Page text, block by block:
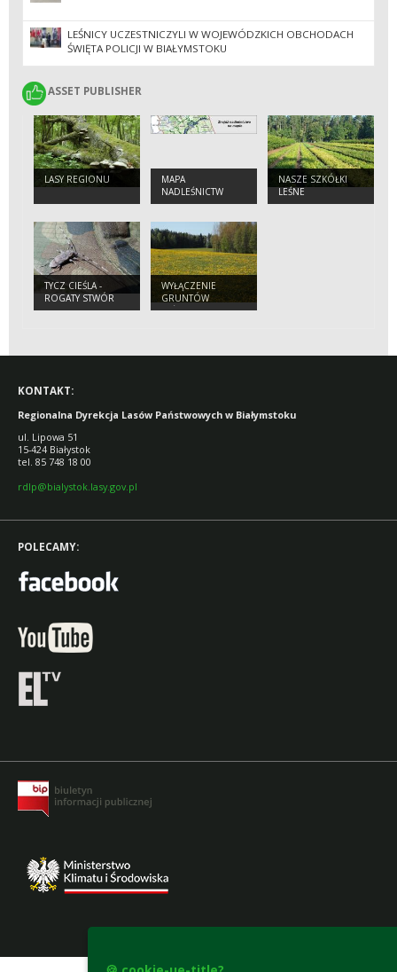
LEŚNICY UCZESTNICZYLI W WOJEWÓDZKICH OBCHODACH
ŚWIĘTA POLICJI W BIAŁYMSTOKU
ASSET PUBLISHER
ASSET PUBLISHER
LASY REGIONU
MAPA
NADLEŚNICTW
NASZE SZKÓŁKI
LEŚNE
TYCZ CIEŚLA -
ROGATY STWÓR
WYŁĄCZENIE
GRUNTÓW
LEŚNYCH Z
KONTAKT:
Regionalna Dyrekcja Lasów Państwowych w Białymstoku
ul. Lipowa 51
15-424 Białystok
tel. 85 748 18 00
rdlp@bialystok.lasy.gov.pl
POLECAMY: